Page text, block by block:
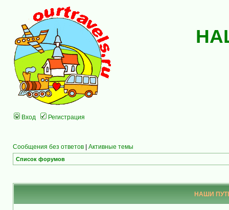
Вход Регистрация
Сообщения без ответов | Активные темы
Список форумов
НАШИ